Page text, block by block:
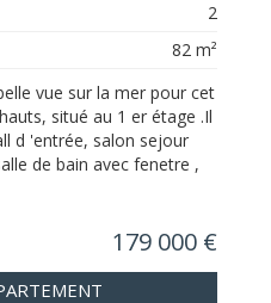
2
82 m²
vue sur la mer pour cet
situé au 1 er étage .Il
d 'entrée, salon sejour
de bain avec fenetre ,
179 000 €